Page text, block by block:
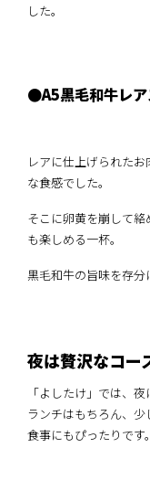
した。
●A5黒毛和牛レ
レアに仕上げられた
な食感でした。
そこに卵黄を崩して
も楽しめる一杯。
黒毛和牛の旨味を存分
夜は贅沢なコー
「よしたけ」では、
ランチはもちろん、
食事にもぴったりです。